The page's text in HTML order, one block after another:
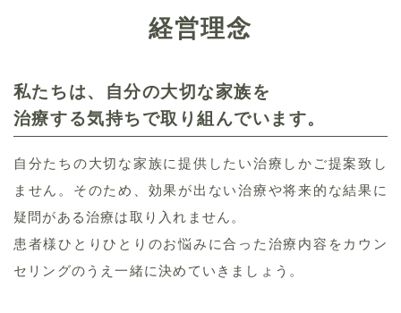
経営理念
私たちは、自分の大切な家族を
治療する気持ちで取り組んでいます。
自分たちの大切な家族に提供したい治療しかご提案致し
ません。そのため、効果が出ない治療や将来的な結果に
疑問がある治療は取り入れません。
患者様ひとりひとりのお悩みに合った治療内容をカウン
セリングのうえ一緒に決めていきましょう。